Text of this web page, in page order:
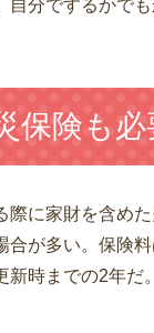
自分でするかで
保険も
際に家財を含め
合が多い。保険
新時までの2年だ。